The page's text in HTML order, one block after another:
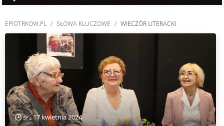
EPIOTRKOW.PL SŁOWA KLUCZOWE WIECZÓR LITERACKI
śr., 17 kwietnia 2024